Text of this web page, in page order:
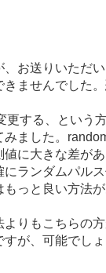
お送りいただ
ませんでした
する、という
ました。
に大きな差が
ランダムパル
っと良い方法
りもこちらの
が、可能でし